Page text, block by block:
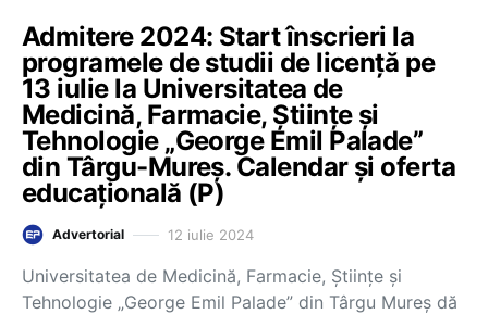
Admitere 2024: Start înscrieri la
programele de studii de licență pe
13 iulie la Universitatea de
Medicină, Farmacie, Științe și
Tehnologie „George Emil Palade”
din Târgu-Mureș. Calendar și oferta
educațională (P)
Advertorial 12 iulie 2024
Universitatea de Medicină, Farmacie, Științe și
Tehnologie „George Emil Palade” din Târgu Mureș dă